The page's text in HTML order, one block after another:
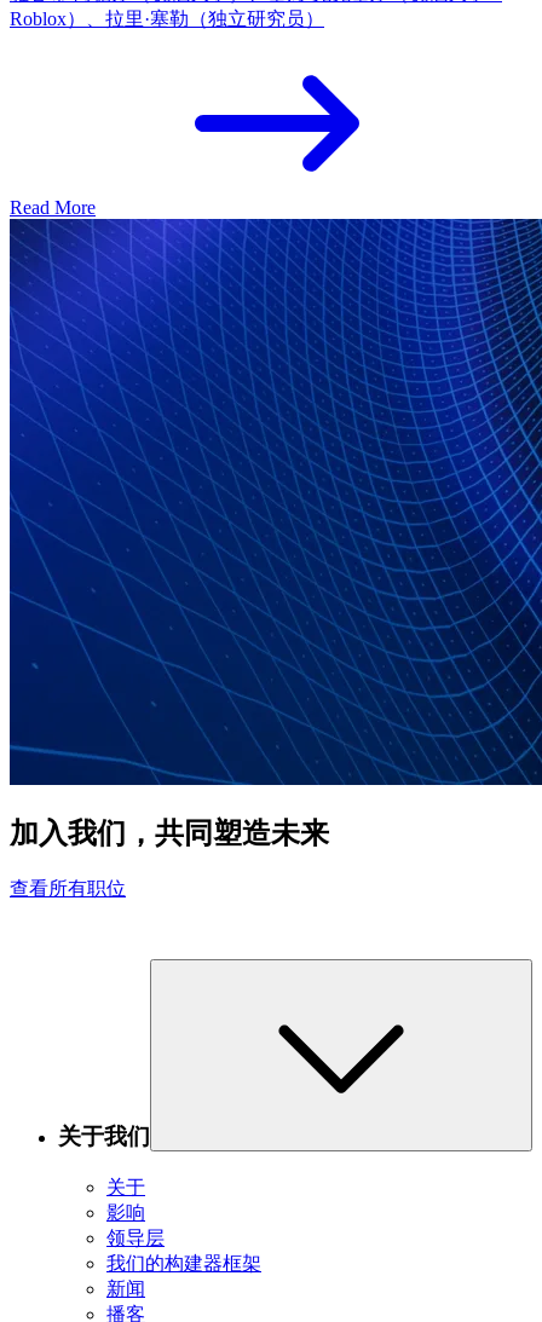
Roblox）、拉里·塞勒（独立研究员）
Read More
加入我们，共同塑造未来
查看所有职位
关于我们
关于
影响
领导层
我们的构建器框架
新闻
播客